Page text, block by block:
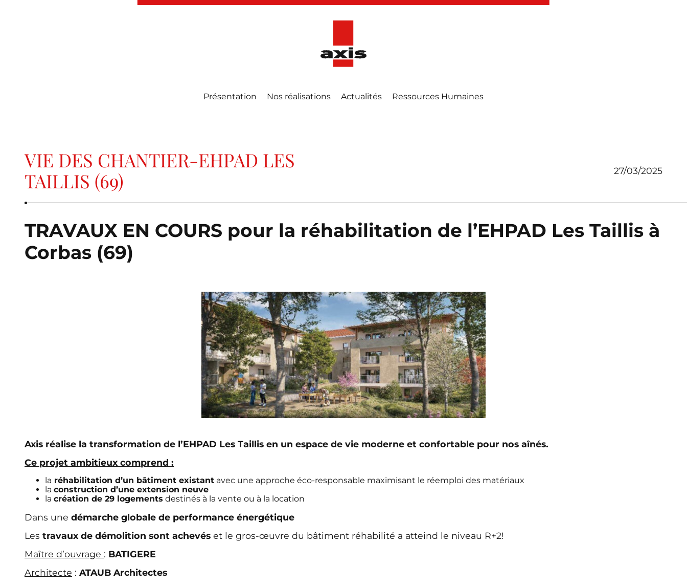
Présentation Nos réalisations Actualités Ressources Humaines
VIE DES CHANTIER-EHPAD LES
TAILLIS (69)
27/03/2025
TRAVAUX EN COURS pour la réhabilitation de l’EHPAD Les Taillis à
Corbas (69)
Axis réalise la transformation de l’EHPAD Les Taillis en un espace de vie moderne et confortable pour nos aînés.
Ce projet ambitieux comprend :
la réhabilitation d’un bâtiment existant avec une approche éco-responsable maximisant le réemploi des matériaux
la construction d’une extension neuve
la création de 29 logements destinés à la vente ou à la location
Dans une démarche globale de performance énergétique
Les travaux de démolition sont achevés et le gros-œuvre du bâtiment réhabilité a atteind le niveau R+2!
Maître d’ouvrage : BATIGERE
Architecte : ATAUB Architectes